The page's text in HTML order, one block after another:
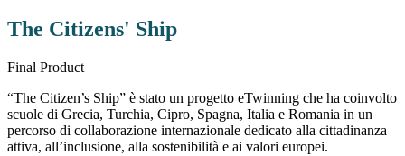
The Citizens' Ship
Final Product
“The Citizen’s Ship” è stato un progetto eTwinning che ha coinvolto
scuole di Grecia, Turchia, Cipro, Spagna, Italia e Romania in un
percorso di collaborazione internazionale dedicato alla cittadinanza
attiva, all’inclusione, alla sostenibilità e ai valori europei.